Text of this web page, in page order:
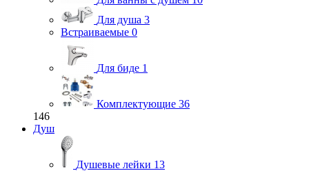
Для душа 3
Встраиваемые 0
Для биде 1
Комплектующие 36
146
Душ
Душевые лейки 13